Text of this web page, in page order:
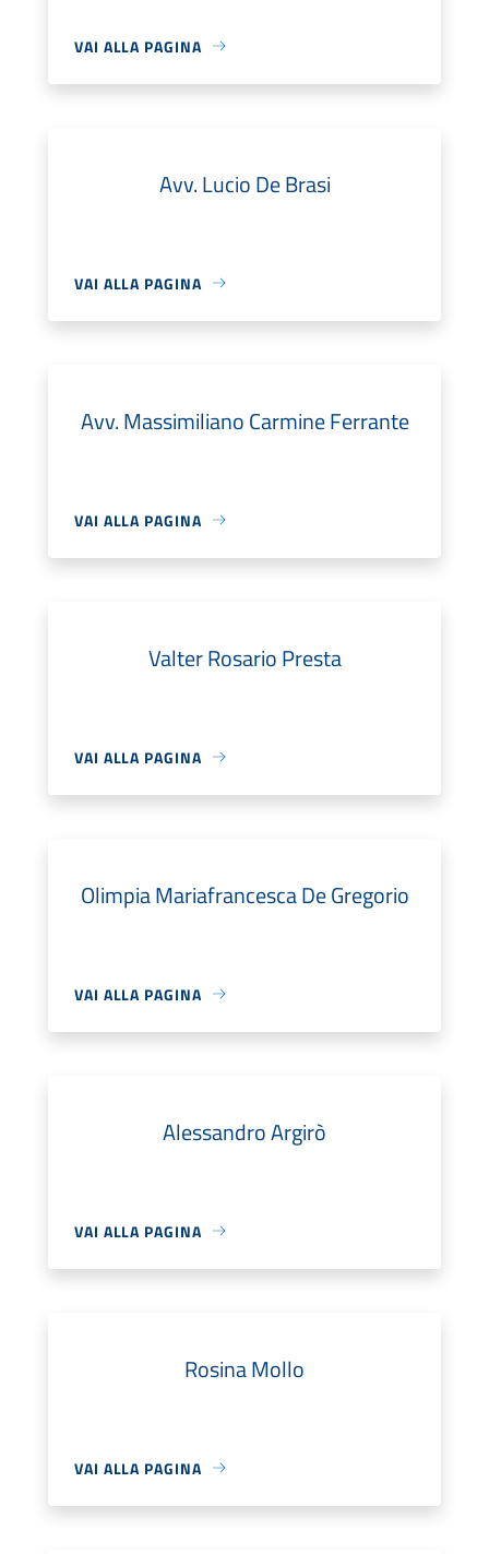
VAI ALLA PAGINA
Avv. Lucio De Brasi
VAI ALLA PAGINA
Avv. Massimiliano Carmine Ferrante
VAI ALLA PAGINA
Valter Rosario Presta
VAI ALLA PAGINA
Olimpia Mariafrancesca De Gregorio
VAI ALLA PAGINA
Alessandro Argirò
VAI ALLA PAGINA
Rosina Mollo
VAI ALLA PAGINA